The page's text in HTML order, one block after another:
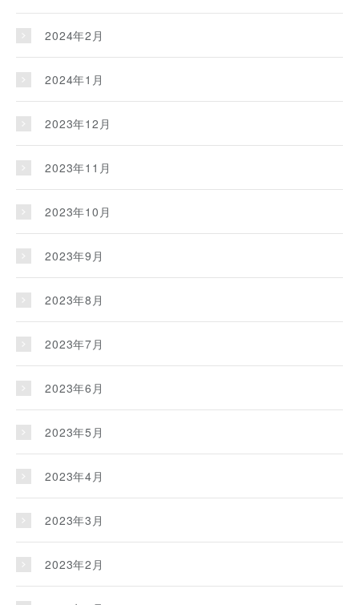
2024年2月
2024年1月
2023年12月
2023年11月
2023年10月
2023年9月
2023年8月
2023年7月
2023年6月
2023年5月
2023年4月
2023年3月
2023年2月